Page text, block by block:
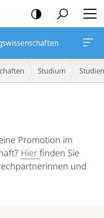
Studium
Promotion im
Hier finden Sie
und